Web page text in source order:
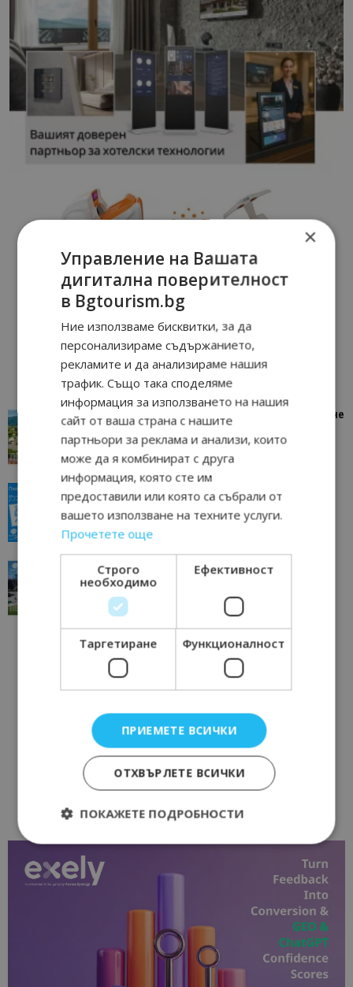
“Пощенска картичка от…”: Петрич – Изживяване
отвъд очакваното
Петрич 11/07/2026 11:22
“Пощенска картичка от…”: Пловдив, градът на
всички времена
“Пощенска картичка от…”: Перник – град на
традициите, културата и вдъхновяващите...
Перник
×
Управление на Вашата
дигитална поверителност
в Bgtourism.bg
Ние използваме бисквитки, за да
персонализираме съдържанието,
рекламите и да анализираме нашия
трафик. Също така споделяме
информация за използването на нашия
сайт от ваша страна с нашите
партньори за реклама и анализи, които
може да я комбинират с друга
информация, която сте им
предоставили или която са събрали от
вашето използване на техните услуги.
Прочетете още
Строго
необходимо
Ефективност
Таргетиране Функционалност
ПРИЕМЕТЕ ВСИЧКИ
ОТХВЪРЛЕТЕ ВСИЧКИ
ПОКАЖЕТЕ ПОДРОБНОСТИ
Строго необходимо
Строго необходимите бисквитки позволяват
основната функционалност на уебсайта, като
потребителско влизане и управление на
акаунта. Уебсайтът не може да се използва